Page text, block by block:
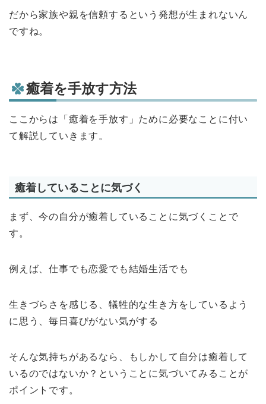
だから家族や親を信頼するという発想が生まれないん
ですね。
癒着を手放す方法
ここからは「癒着を手放す」ために必要なことに付い
て解説していきます。
癒着していることに気づく
まず、今の自分が癒着していることに気づくことで
す。
例えば、仕事でも恋愛でも結婚生活でも
生きづらさを感じる、犠牲的な生き方をしているよう
に思う、毎日喜びがない気がする
そんな気持ちがあるなら、もしかして自分は癒着して
いるのではないか？ということに気づいてみることが
ポイントです。